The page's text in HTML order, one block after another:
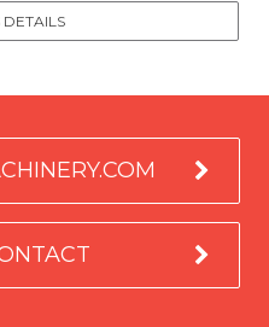
DETAILS